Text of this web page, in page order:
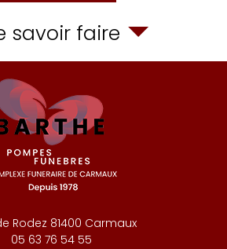
savoir faire
Rodez 81400 Carmaux
05 63 76 54 55